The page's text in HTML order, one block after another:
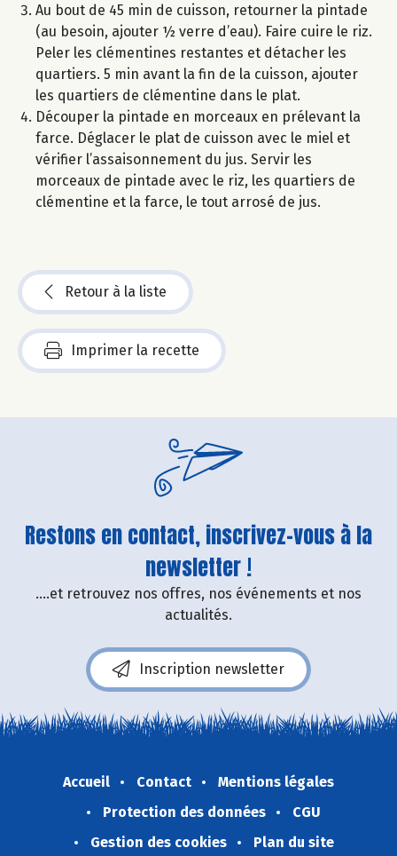
Au bout de 45 min de cuisson, retourner la pintade
(au besoin, ajouter ½ verre d’eau). Faire cuire le riz.
Peler les clémentines restantes et détacher les
quartiers. 5 min avant la fin de la cuisson, ajouter
les quartiers de clémentine dans le plat.
Découper la pintade en morceaux en prélevant la
farce. Déglacer le plat de cuisson avec le miel et
vérifier l’assaisonnement du jus. Servir les
morceaux de pintade avec le riz, les quartiers de
clémentine et la farce, le tout arrosé de jus.
Retour à la liste
Imprimer la recette
Restons en contact, inscrivez-vous à la
newsletter !
....et retrouvez nos offres, nos événements et nos
actualités.
Inscription newsletter
Accueil Contact
Mentions légales
Protection des données
CGU
Gestion des cookies
Plan du site